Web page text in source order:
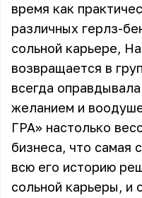
время как
различных герлз-
сольной карьере,
возвращается в
всегда
желанием и
ГРА» настолько
бизнеса, что самая
всю его историю
сольной карьеры, и